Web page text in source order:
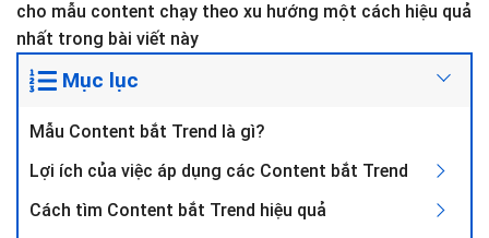
cho mẫu content chạy theo xu hướng một cách hiệu quả
nhất trong bài viết này
Mục lục
Mẫu Content bắt Trend là gì?
Lợi ích của việc áp dụng các Content bắt Trend
Cách tìm Content bắt Trend hiệu quả